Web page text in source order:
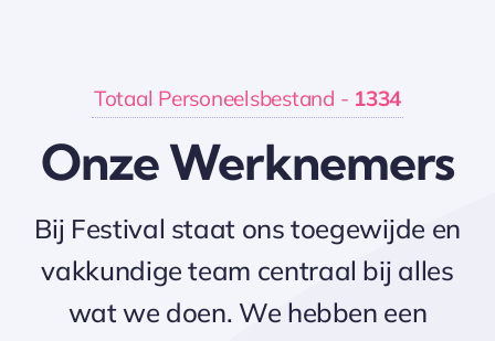
Totaal Personeelsbestand - 1334
Onze Werknemers
Bij Festival staat ons toegewijde en
vakkundige team centraal bij alles
wat we doen. We hebben een